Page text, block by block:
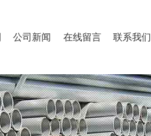
公司新闻 在线留言 联系我们